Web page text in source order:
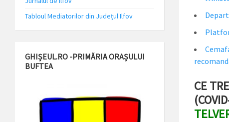
CE
Tabloul Mediatorilor din Județul Ilfov
GHIȘEUL.RO -PRIMĂRIA ORAȘULUI
BUFTEA